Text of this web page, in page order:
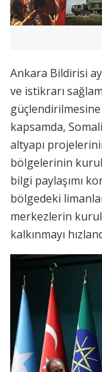
Ankara Bildirisi
ve istikrarı
kapsamda,
altyapı
bölgelerinin
bilgi paylaşımı
bölgedeki
merkezlerin
kalkınmayı